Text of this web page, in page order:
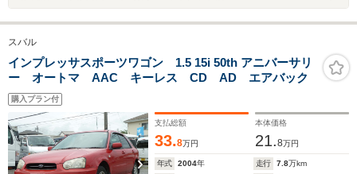
スバル
インプレッサスポーツワゴン 1.5 15i 50th アニバーサリ
ー オートマ AAC キーレス CD AD エアバック
購入プラン付
支払総額
33.8万円
本体価格
21.8万円
年式 2004年 走行 7.8万km